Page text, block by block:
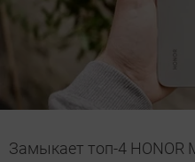
Замыкает топ-4 HONOR